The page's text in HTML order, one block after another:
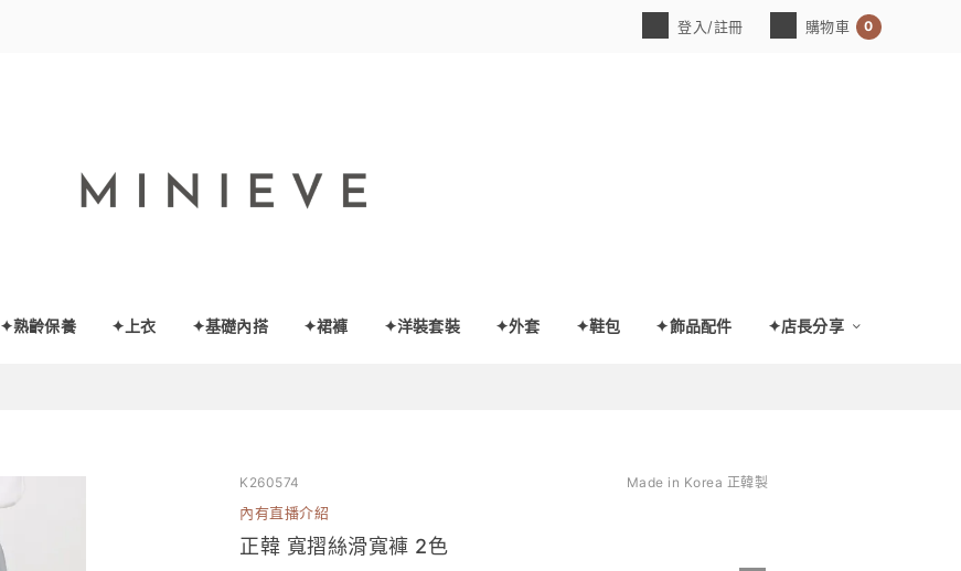
登入/註冊 購物車 0
✦熟齡保養 ✦上衣 ✦基礎內搭 ✦裙褲 ✦洋裝套裝 ✦外套 ✦鞋包 ✦飾品配件 ✦店長分享
K260574 Made in Korea 正韓製
內有直播介紹
正韓 寬摺絲滑寬褲 2色